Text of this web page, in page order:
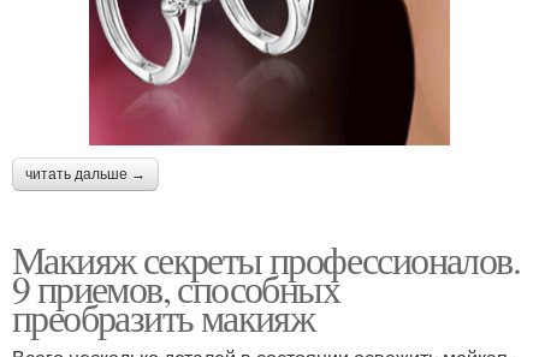
читать дальше →
Макияж секреты профессионалов.
9 приемов, способных
преобразить макияж